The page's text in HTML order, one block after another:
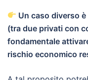
Un caso diverso
(tra due privati con
fondamentale
rischio economico